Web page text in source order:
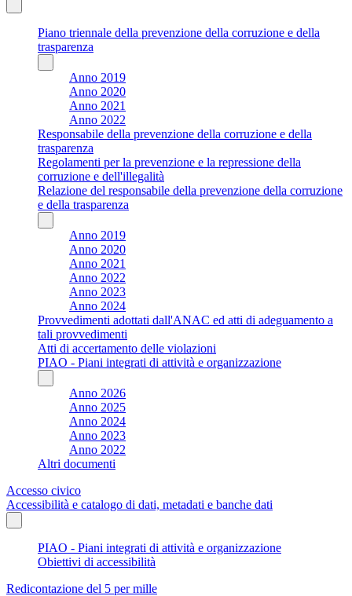
Piano triennale della prevenzione della corruzione e della
trasparenza
Anno 2019
Anno 2020
Anno 2021
Anno 2022
Responsabile della prevenzione della corruzione e della
trasparenza
Regolamenti per la prevenzione e la repressione della
corruzione e dell'illegalità
Relazione del responsabile della prevenzione della corruzione
e della trasparenza
Anno 2019
Anno 2020
Anno 2021
Anno 2022
Anno 2023
Anno 2024
Provvedimenti adottati dall'ANAC ed atti di adeguamento a
tali provvedimenti
Atti di accertamento delle violazioni
PIAO - Piani integrati di attività e organizzazione
Anno 2026
Anno 2025
Anno 2024
Anno 2023
Anno 2022
Altri documenti
Accesso civico
Accessibilità e catalogo di dati, metadati e banche dati
PIAO - Piani integrati di attività e organizzazione
Obiettivi di accessibilità
Redicontazione del 5 per mille